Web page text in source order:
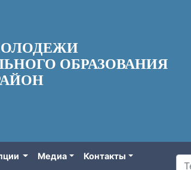
ОБРАЗОВАНИЯ
Медиа
Контакты